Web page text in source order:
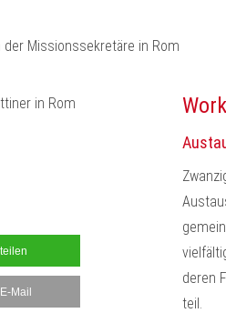
Missionssekretäre in Rom
teilen
E-Mail
deren
teil.